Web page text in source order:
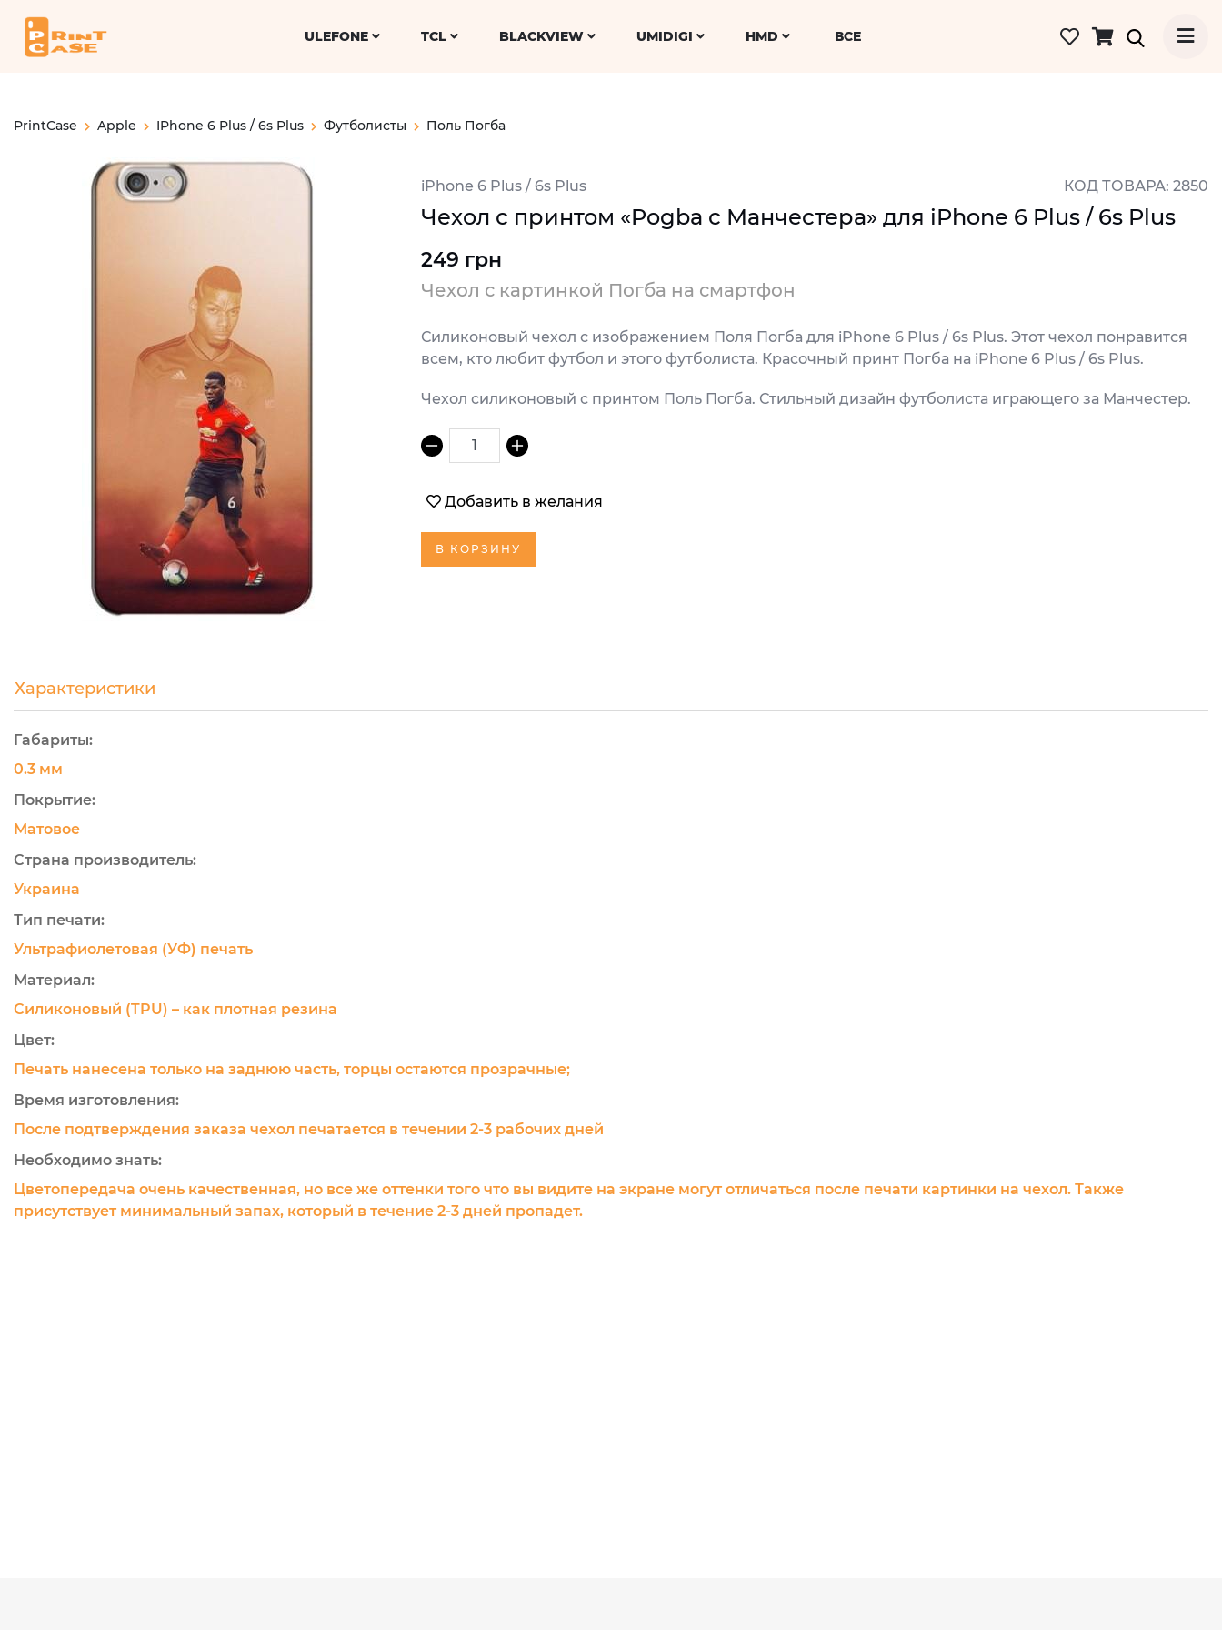
ULEFONE TCL BLACKVIEW UMIDIGI HMD ВСЕ
PrintCase Apple IPhone 6 Plus / 6s Plus Футболисты Поль Погба
iPhone 6 Plus / 6s Plus КОД ТОВАРА: 2850
Чехол с принтом «Pogba с Манчестера» для iPhone 6 Plus / 6s Plus
249 грн
Чехол с картинкой Погба на смартфон
Силиконовый чехол с изображением Поля Погба для iPhone 6 Plus / 6s Plus. Этот чехол понравится
всем, кто любит футбол и этого футболиста. Красочный принт Погба на iPhone 6 Plus / 6s Plus.
Чехол силиконовый с принтом Поль Погба. Стильный дизайн футболиста играющего за Манчестер.
1
Добавить в желания
В КОРЗИНУ
Характеристики
Габариты:
0.3 мм
Покрытие:
Матовое
Страна производитель:
Украина
Тип печати:
Ультрафиолетовая (УФ) печать
Материал:
Силиконовый (TPU) – как плотная резина
Цвет:
Печать нанесена только на заднюю часть, торцы остаются прозрачные;
Время изготовления:
После подтверждения заказа чехол печатается в течении 2-3 рабочих дней
Необходимо знать:
Цветопередача очень качественная, но все же оттенки того что вы видите на экране могут отличаться после печати картинки на чехол. Также
присутствует минимальный запах, который в течение 2-3 дней пропадет.